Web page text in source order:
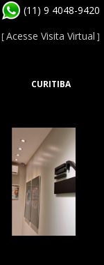
(11) 9 4048-9420
[Acesse Visita Virtual ]
CURITIBA